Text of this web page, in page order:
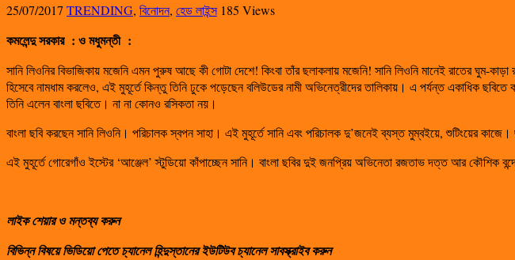
25/07/2017 TRENDING, বিনোদন, হেড লাইন্স 185 Views
কমলেন্দু সরকার : ও মধুমন্তী :
সানি লিওনির বিভাজিকায় মজেনি এমন পুরুষ আছে কী গোটা দেশে! কিংবা তাঁর ছলাকলায় মজেনি! সানি লিওনি মানেই রাতের
হিসেবে নামধাম করলেও, এই মুহূর্তে কিন্তু তিনি ঢুকে পড়েছেন বলিউডের নামী অভিনেত্রীদের তালিকায়। এ পর্যন্ত একাধিক
তিনি এলেন বাংলা ছবিতে। না না কোনও রসিকতা নয়।
বাংলা ছবি করছেন সানি লিওনি। পরিচালক স্বপন সাহা। এই মুহূর্তে সানি এবং পরিচালক দু’জনেই ব্যস্ত মুম্বইয়ে, শুটিংয়ের
এই মুহূর্তে গোরেগাঁও ইস্টের ‘আঞ্জেল’ স্টুডিয়ো কাঁপাচ্ছেন সানি। বাংলা ছবির দুই জনপ্রিয় অভিনেতা রজতাভ দত্ত আর কৌশিক
লাইক শেয়ার ও মন্তব্য করুন
বিভিন্ন বিষয়ে ভিডিয়ো পেতে চ্যানেল হিন্দুস্তানের ইউটিউব চ্যানেল সাবস্ক্রাইব করুন